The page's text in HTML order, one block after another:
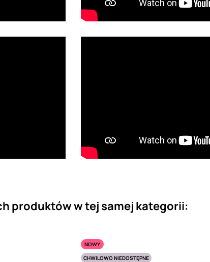
produktów w tej samej kategorii:
NOWY
CHWILOWO NIEDOSTĘPNE